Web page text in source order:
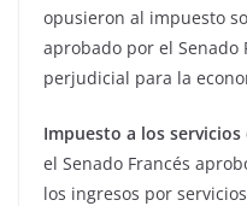
opusieron al impuesto
aprobado por el Senado
perjudicial para la
Impuesto a los servicios
el Senado Francés
los ingresos por